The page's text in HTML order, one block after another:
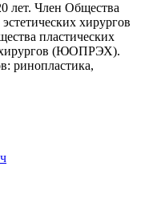
лет. Член Общества
хирургов
пластических
хирургов (ЮОПРЭХ).
ринопластика,